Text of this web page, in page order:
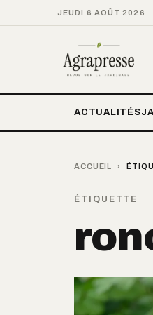
JEUDI 6 AOÛT 2026
ACTUALITÉS
ACCUEIL ›
ÉTIQUETTE